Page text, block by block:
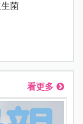
菌
看更多